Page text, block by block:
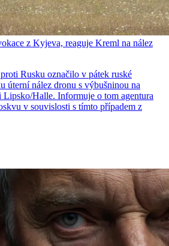
z Kyjeva, reaguje Kreml na nález
Rusku označilo v pátek ruské
úterní nález dronu s výbušninou na
Lipsko/Halle. Informuje o tom agentura
v souvislosti s tímto případem z